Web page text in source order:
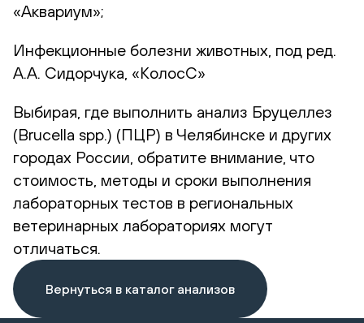
«Аквариум»;
Инфекционные болезни животных, под ред.
А.А. Сидорчука, «КолосС»
Выбирая, где выполнить анализ Бруцеллез
(Brucella spp.) (ПЦР) в Челябинске и других
городах России, обратите внимание, что
стоимость, методы и сроки выполнения
лабораторных тестов в региональных
ветеринарных лабораториях могут
отличаться.
Вернуться в каталог анализов